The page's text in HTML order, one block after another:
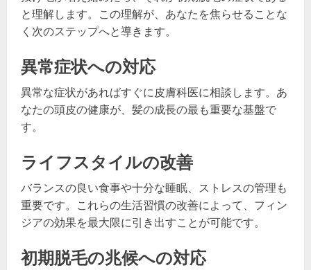
と理解します。この理解が、あなたを焦らせることな
く次のステップへと導きます。
異常症状への対応
異常な症状があればすぐに皮膚科医に相談します。あ
なたの頭皮の健康が、髪の成長の最も重要な基盤で
す。
ライフスタイルの改善
バランスの良い食事や十分な睡眠、ストレスの管理も
重要です。これらの生活習慣の改善によって、フィン
ジアの効果を最大限に引き出すことが可能です。
初期脱毛の兆候への対応